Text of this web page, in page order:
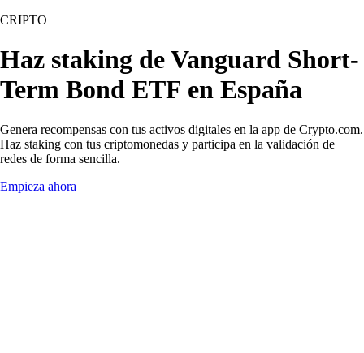
CRIPTO
Haz staking de Vanguard Short-
Term Bond ETF en España
Genera recompensas con tus activos digitales en la app de Crypto.com.
Haz staking con tus criptomonedas y participa en la validación de
redes de forma sencilla.
Empieza ahora